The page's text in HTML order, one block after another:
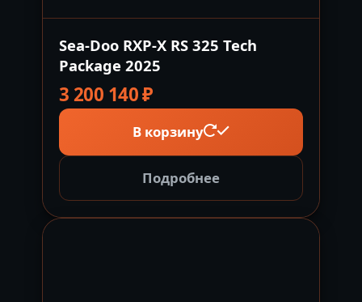
Sea-Doo RXP-X RS 325 Tech
Package 2025
3 200 140₽
В корзину
Подробнее